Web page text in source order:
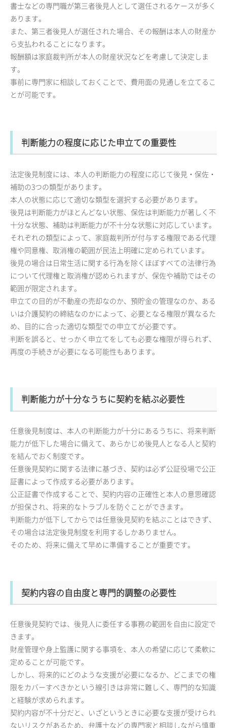
書士などの専門職が第三者後見人として選任されるケースが多く
あります。
また、第三者後見人が選任された場合、その報酬は本人の財産か
ら支払われることになります。
報酬額は家庭裁判所が本人の財産状況などを考慮して決定しま
す。
事前に専門家に相談しておくことで、費用面の見通しを立てるこ
とが可能です。
判断能力の程度に応じた申立ての重要性
法定後見制度には、本人の判断能力の程度に応じて後見・保佐・
補助の3つの類型があります。
本人の状態に応じて適切な類型を選択する必要があります。
後見は判断能力がほとんどない状態、保佐は判断能力が著しく不
十分な状態、補助は判断能力が不十分な状態に対応しています。
それぞれの類型によって、家庭裁判所が付与する権限である代理
権や同意権、取消権の範囲が民法上明確に定められています。
後見の場合は日常生活に関する行為を除くほぼすべての法律行為
について代理権と取消権が認められますが、保佐や補助ではその
範囲が限定されます。
申立ての目的が不動産の売却なのか、預貯金の管理なのか、ある
いは介護契約の締結なのかによって、必要となる権限が異なるた
め、目的に合った適切な類型での申立てが必要です。
判断を誤ると、せっかく申立てをしても必要な権限が得られず、
再度の手続きが必要になる可能性もあります。
判断能力が十分なうちに契約を結ぶ必要性
任意後見制度は、本人の判断能力が十分にあるうちに、将来判断
能力が低下した場合に備えて、あらかじめ後見人となる人と契約
を結んでおく制度です。
任意後見契約に関する法律に基づき、契約は必ず公証役場で公正
証書によって作成する必要があります。
公正証書で作成することで、契約内容の正確性と本人の意思確認
が担保され、将来的なトラブルを防ぐことができます。
判断能力が低下してからでは任意後見契約を結ぶことはできず、
その場合は法定後見制度を利用するしかありません。
そのため、将来に備えて早めに準備することが重要です。
契約内容の自由度と専門的調整の必要性
任意後見契約では、後見人に委任する事務の範囲を自由に設定で
きます。
財産管理や身上監護に関する事項を、本人の希望に応じて柔軟に
定めることが可能です。
しかし、将来的にどのような支援が必要になるか、どこまでの権
限をカバーすべきかという線引きは非常に難しく、専門的な知識
と経験が求められます。
契約内容が不十分だと、いざというときに必要な支援が受けられ
ないリスクがあるため、弁護士などの専門家と相談しながら慎重